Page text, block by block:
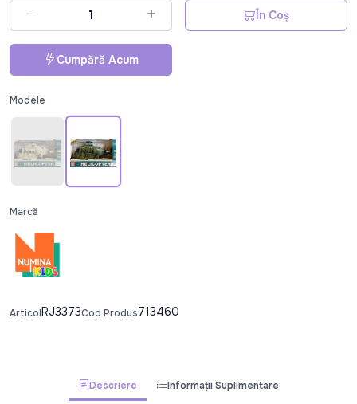
În Coș
Cumpără Acum
Modele
Marcă
ArticolRJ3373Cod Produs713460
Descriere Informații Suplimentare